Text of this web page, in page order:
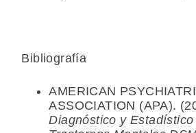
Bibliografía
AMERICAN
ASSOCIATION (APA).
Diagnóstico y